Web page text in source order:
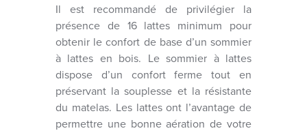
Il est recommandé de privilégier la
présence de 16 lattes minimum pour
obtenir le confort de base d’un sommier
à lattes en bois. Le sommier à lattes
dispose d’un confort ferme tout en
préservant la souplesse et la résistante
du matelas. Les lattes ont l’avantage de
permettre une bonne aération de votre